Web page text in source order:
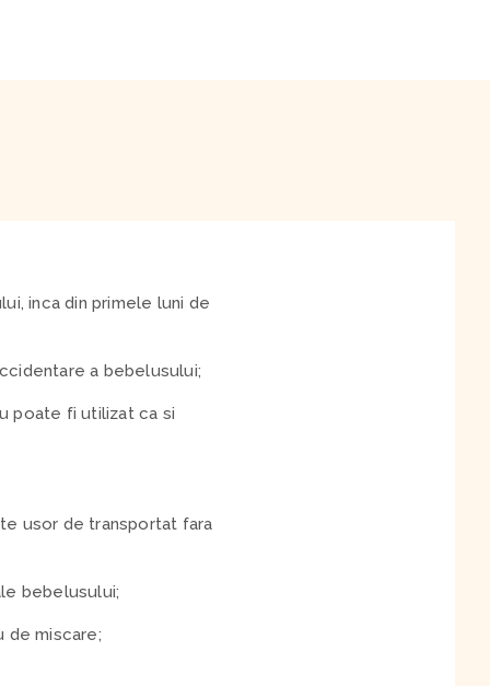
inca din primele luni de
a bebelusului;
poate fi utilizat ca si
usor de transportat fara
bebelusului;
de miscare;